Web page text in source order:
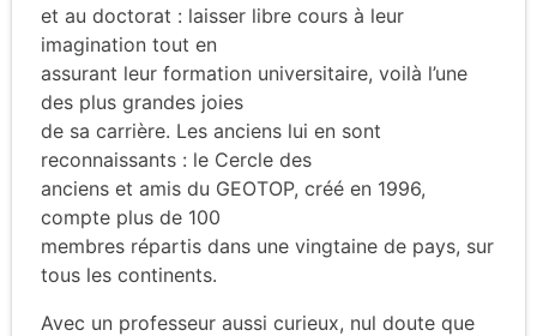
et au doctorat : laisser libre cours à leur
imagination tout en
assurant leur formation universitaire, voilà l’une
des plus grandes joies
de sa carrière. Les anciens lui en sont
reconnaissants : le Cercle des
anciens et amis du GEOTOP, créé en 1996,
compte plus de 100
membres répartis dans une vingtaine de pays, sur
tous les continents.
Avec un professeur aussi curieux, nul doute que